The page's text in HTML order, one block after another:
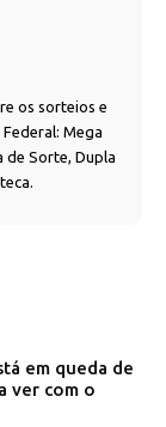
os sorteios e
Mega
de Sorte, Dupla
em queda de
ver com o